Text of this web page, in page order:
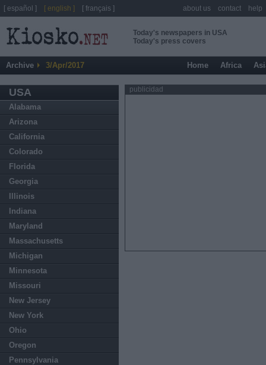
Today's newspapers in USA
Today's press covers
Archive 3/Apr/2017 Home Africa
USA
Alabama
Arizona
California
Colorado
Florida
Georgia
Illinois
Indiana
Maryland
Massachusetts
Michigan
Minnesota
Missouri
New Jersey
New York
Ohio
Oregon
Pennsylvania
publicidad
[ español ] [ english ] [ français ] about us contact help